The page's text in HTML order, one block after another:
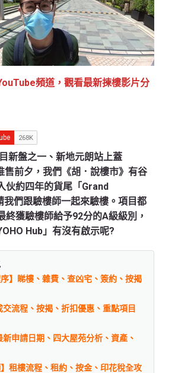
頻道，觀看最新揀樓影片分
新盤之一、新地元朗站上蓋
售前夕，我們《胡．說樓市》有谷
伙約四年的貨尾「Grand
我們跟驗樓師一起來驗樓。項目都
終獲驗樓師給予92分的A級級別，
Hub」有沒有啟示呢?
序】睇樓、雜費、查凶宅、簽約、按揭
交流程、按揭、折扣優惠、重點項目
新申請日期、四大屋苑分析、資產、
】租樓流程、租約、按金、印花稅全攻